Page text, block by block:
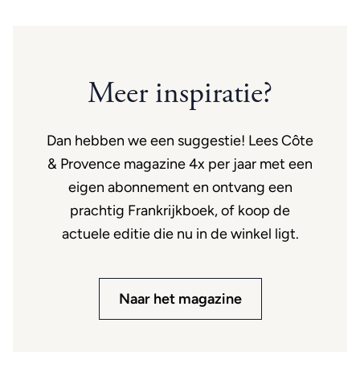
Meer inspiratie?
Dan hebben we een suggestie! Lees Côte
& Provence magazine 4x per jaar met een
eigen abonnement en ontvang een
prachtig Frankrijkboek, of koop de
actuele editie die nu in de winkel ligt.
Naar het magazine